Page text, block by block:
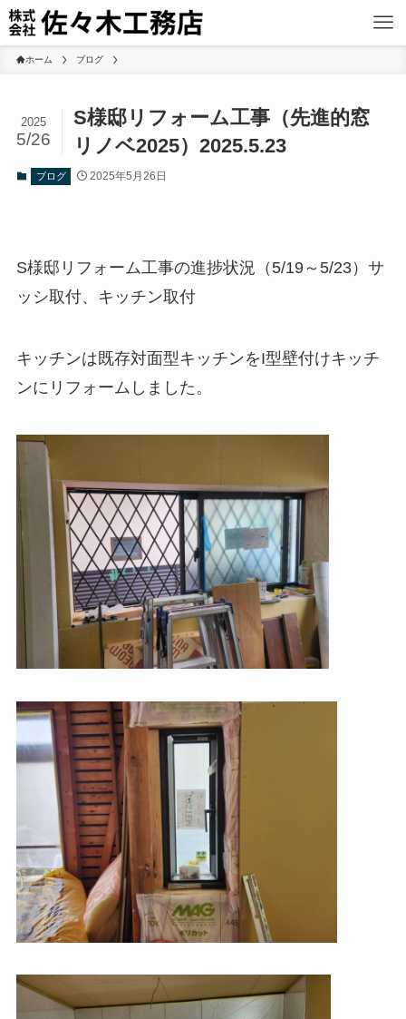
ホーム ブログ
S様邸リフォーム工事（先進的窓
リノベ2025）2025.5.23
2025
5/26
ブログ 2025年5月26日
S様邸リフォーム工事の進捗状況（5/19～5/23）サ
ッシ取付、キッチン取付
キッチンは既存対面型キッチンをI型壁付けキッチ
ンにリフォームしました。